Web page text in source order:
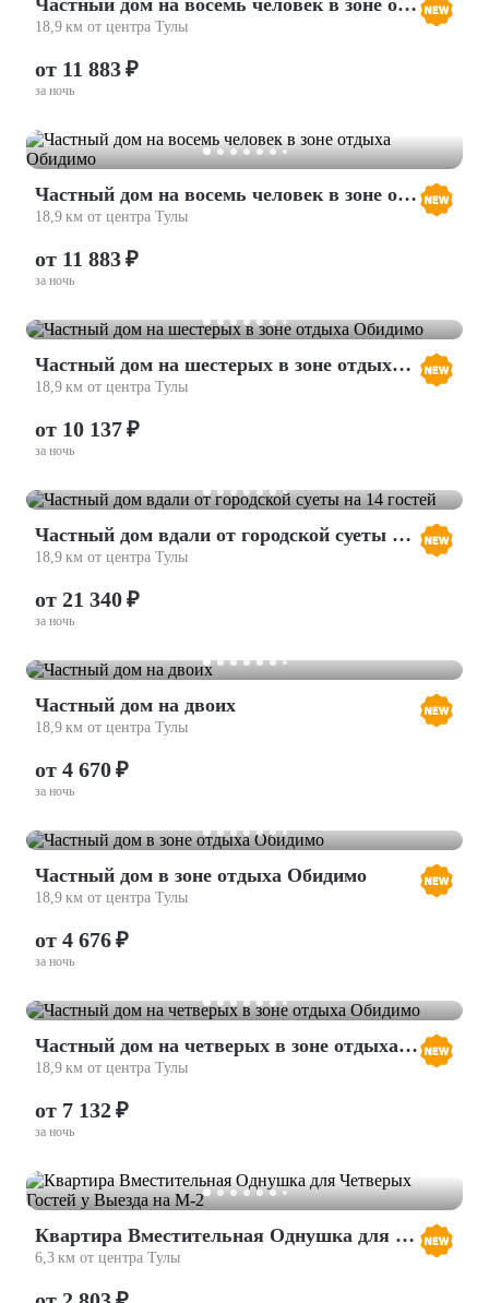
18,9 км от центра Тулы
от 11 883 ₽
за ночь
Частный дом на восемь человек в зоне отдыха Обидимо
18,9 км от центра Тулы
от 11 883 ₽
за ночь
Частный дом на шестерых в зоне отдыха Обидимо
18,9 км от центра Тулы
от 10 137 ₽
за ночь
Частный дом вдали от городской суеты на 14 гостей
18,9 км от центра Тулы
от 21 340 ₽
за ночь
Частный дом на двоих
18,9 км от центра Тулы
от 4 670 ₽
за ночь
Частный дом в зоне отдыха Обидимо
18,9 км от центра Тулы
от 4 676 ₽
за ночь
Частный дом на четверых в зоне отдыха Обидимо
18,9 км от центра Тулы
от 7 132 ₽
за ночь
Квартира Вместительная Однушка для Четверых Гостей у Выезда на М-2
6,3 км от центра Тулы